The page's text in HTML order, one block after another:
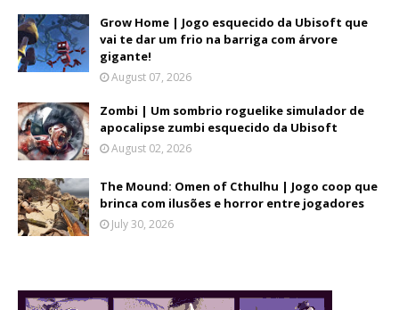
Grow Home | Jogo esquecido da Ubisoft que
vai te dar um frio na barriga com árvore
gigante!
August 07, 2026
Zombi | Um sombrio roguelike simulador de
apocalipse zumbi esquecido da Ubisoft
August 02, 2026
The Mound: Omen of Cthulhu | Jogo coop que
brinca com ilusões e horror entre jogadores
July 30, 2026